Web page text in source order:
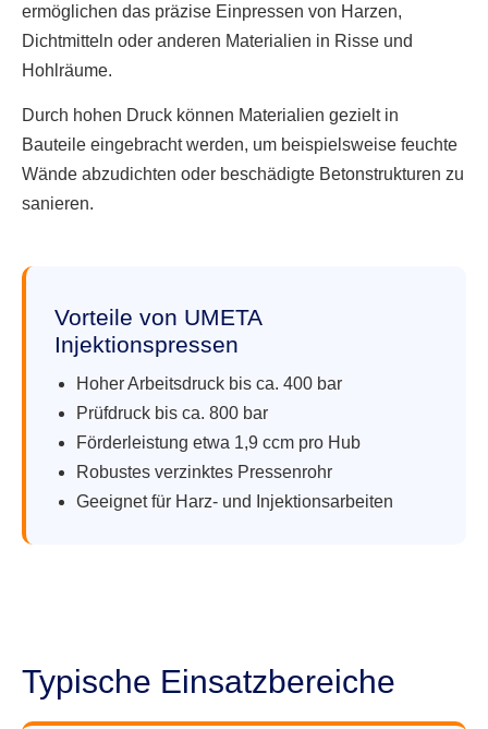
ermöglichen das präzise Einpressen von Harzen,
Dichtmitteln oder anderen Materialien in Risse und
Hohlräume.
Durch hohen Druck können Materialien gezielt in
Bauteile eingebracht werden, um beispielsweise feuchte
Wände abzudichten oder beschädigte Betonstrukturen zu
sanieren.
Vorteile von UMETA
Injektionspressen
Hoher Arbeitsdruck bis ca. 400 bar
Prüfdruck bis ca. 800 bar
Förderleistung etwa 1,9 ccm pro Hub
Robustes verzinktes Pressenrohr
Geeignet für Harz- und Injektionsarbeiten
Typische Einsatzbereiche